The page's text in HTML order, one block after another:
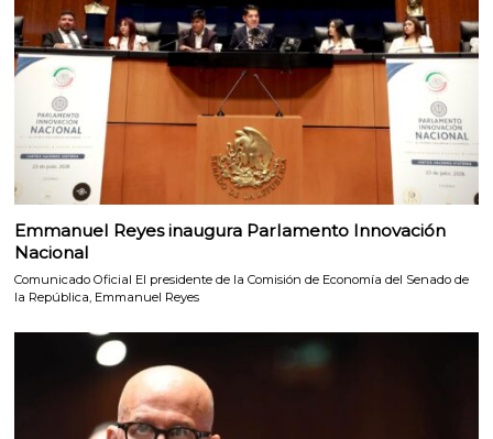
Emmanuel Reyes inaugura Parlamento Innovación
Nacional
Comunicado Oficial El presidente de la Comisión de Economía del Senado de
la República, Emmanuel Reyes